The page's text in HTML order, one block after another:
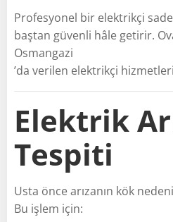
Profesyonel bir elektrikçi
baştan güvenli hâle getirir.
Osmangazi
’da verilen elektrikçi
Elektrik
Tespiti
Usta önce arızanın kök
Bu işlem için: